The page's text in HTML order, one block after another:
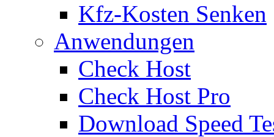
Kfz-Kosten Senken
Anwendungen
Check Host
Check Host Pro
Download Speed